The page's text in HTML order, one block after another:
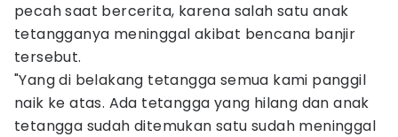
pecah saat bercerita, karena salah satu anak
tetangganya meninggal akibat bencana banjir
tersebut.
"Yang di belakang tetangga semua kami panggil
naik ke atas. Ada tetangga yang hilang dan anak
tetangga sudah ditemukan satu sudah meninggal